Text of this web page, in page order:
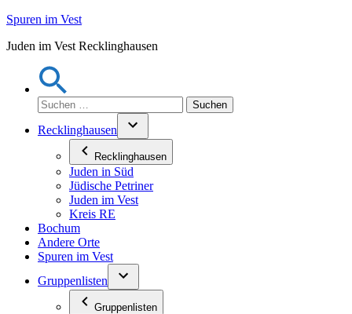
Zum
springen
Spuren im Vest
Juden im Vest Recklinghausen
Suchen
nach:
Recklinghausen
Recklinghausen
Juden in Süd
Jüdische Petriner
Juden im Vest
Kreis RE
Bochum
Andere Orte
Spuren im Vest
Gruppenlisten
Gruppenlisten